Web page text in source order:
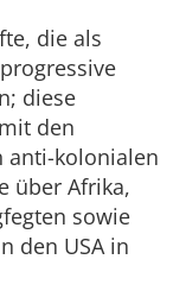
die als
diese
den
anti-kolonialen
über Afrika,
sowie
den USA in